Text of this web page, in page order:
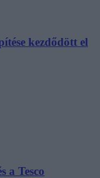
kezdődött el
a Tesco